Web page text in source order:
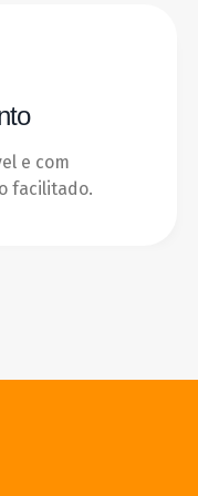
e com
facilitado.